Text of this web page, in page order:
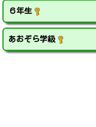
６年生
あおぞら学級